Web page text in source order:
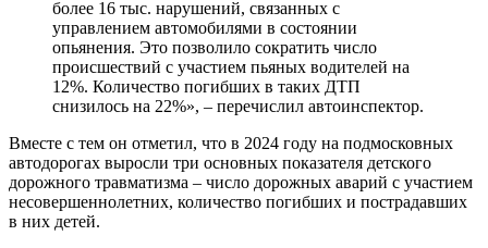
более 16 тыс. нарушений, связанных с
управлением автомобилями в состоянии
опьянения. Это позволило сократить число
происшествий с участием пьяных водителей на
12%. Количество погибших в таких ДТП
снизилось на 22%», – перечислил автоинспектор.
Вместе с тем он отметил, что в 2024 году на подмосковных
автодорогах выросли три основных показателя детского
дорожного травматизма – число дорожных аварий с участием
несовершеннолетних, количество погибших и пострадавших
в них детей.